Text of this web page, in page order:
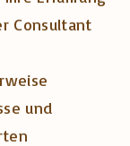
Consultant
und